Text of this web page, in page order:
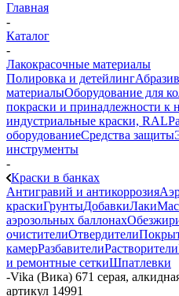
Главная
-
Каталог
-
Лакокрасочные материалы
Полировка и детейлинг
материалыОборудование для
покраски и принадлежности к
индустриальные краски, RAL
оборудованиеСредства защиты
инструменты
-
Краски в банках
Антигравий и антикоррозия
краскиГрунтыДобавкиЛаки
аэрозольных баллонах
очистителиОтвердители
камерРазбавителиРастворители
и ремонтные сеткиШпатлевки
-Vika (Вика) 671 серая,
артикул 14991